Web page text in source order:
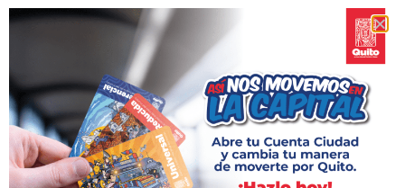
Portada»Checkout
Checkout